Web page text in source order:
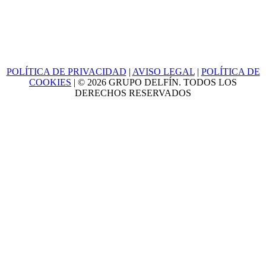
POLÍTICA DE PRIVACIDAD | AVISO LEGAL| POLÍTICA DE
COOKIES | © 2026 GRUPO DELFÍN. TODOS LOS
DERECHOS RESERVADOS